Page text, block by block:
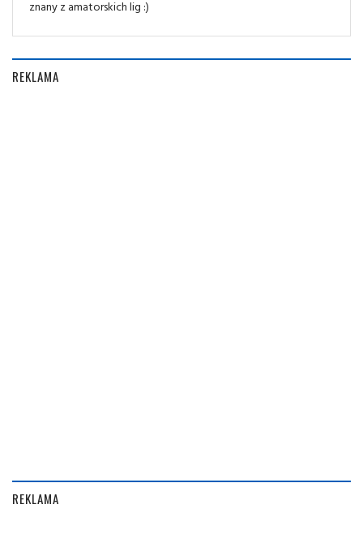
znany z amatorskich lig :)
REKLAMA
REKLAMA